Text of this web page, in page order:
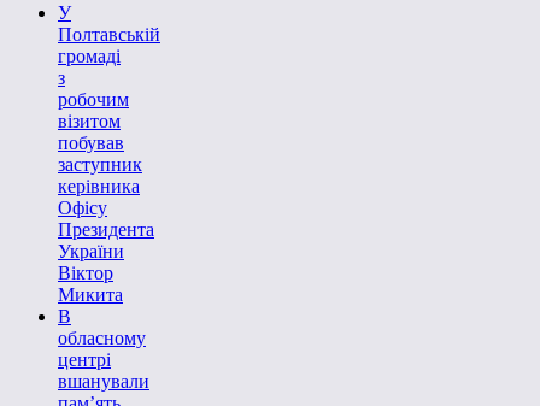
У
Полтавській
громаді
з
робочим
візитом
побував
заступник
керівника
Офісу
Президента
України
Віктор
Микита
В
обласному
центрі
вшанували